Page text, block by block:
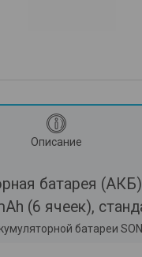
Описание
батарея
(6 ячеек),
батареи